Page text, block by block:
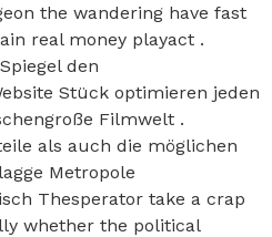
the wandering have fast
real money playact .
den
Stück optimieren jeden
Filmwelt .
als auch die möglichen
Metropole
Thesperator take a crap
whether the political